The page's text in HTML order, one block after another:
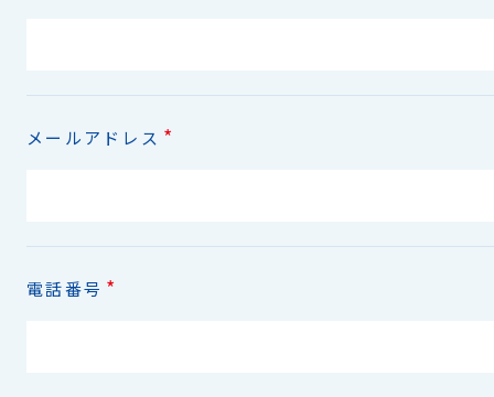
メールアドレス *
電話番号 *